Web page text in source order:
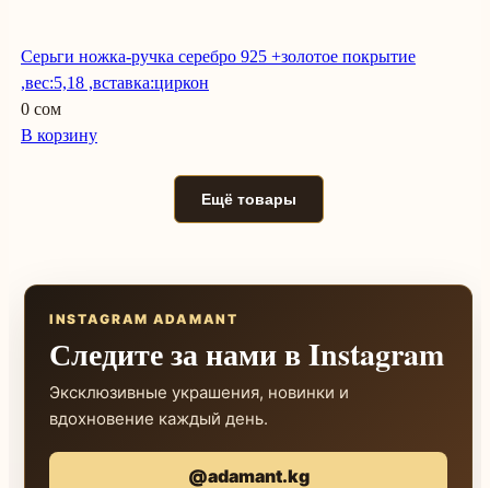
Серьги ножка-ручка серебро 925 +золотое покрытие
,вес:5,18 ,вставка:циркон
0 сом
В корзину
Ещё товары
INSTAGRAM ADAMANT
Следите за нами в Instagram
Эксклюзивные украшения, новинки и
вдохновение каждый день.
@adamant.kg